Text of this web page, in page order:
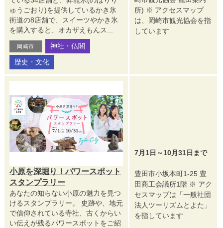
ゅうごおり)を提供しているかき氷
街道の8店舗で、スイーツやかき氷
を購入すると、オカザえもんス...
岡崎市
神社・仏閣
歴史・文化
所) ※ アクセスマップ
は、岡崎市観光協会を指
しています
小原を深堀り！パワースポット
スタンプラリー
あなたの知らない小原の魅力を見つ
けるスタンプラリー。 史跡や、地元
で信仰されている寺社、古くからい
い伝えが残るパワースポットをご紹
7月1日～10月31日まで
豊田市小坂本町1-25 豊
田商工会議所1階 ※ アク
セスマップは「一般社団
法人ツーリズムとよた」
を指しています